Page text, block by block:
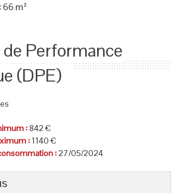
:66 m²
Performance
(DPE)
:842 €
: 1140 €
:27/05/2024